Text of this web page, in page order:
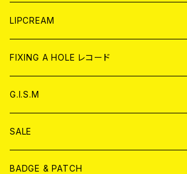
CD
ANALOG
WORLD
CD
ANALOG
JAPAN
CD
ANALOG
WORLD
CD
ANALOG
LIPCREAM
CD
アナログ
DVD
T-shirt & WEAR
FIXING A HOLE レコード
G.I.S.M
CD
ANALOG
SALE
BADGE & PATCH